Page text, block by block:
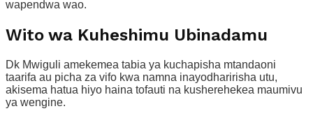
wapendwa wao.
Wito wa Kuheshimu Ubinadamu
Dk Mwiguli amekemea tabia ya kuchapisha mtandaoni
taarifa au picha za vifo kwa namna inayodharirisha utu,
akisema hatua hiyo haina tofauti na kusherehekea maumivu
ya wengine.